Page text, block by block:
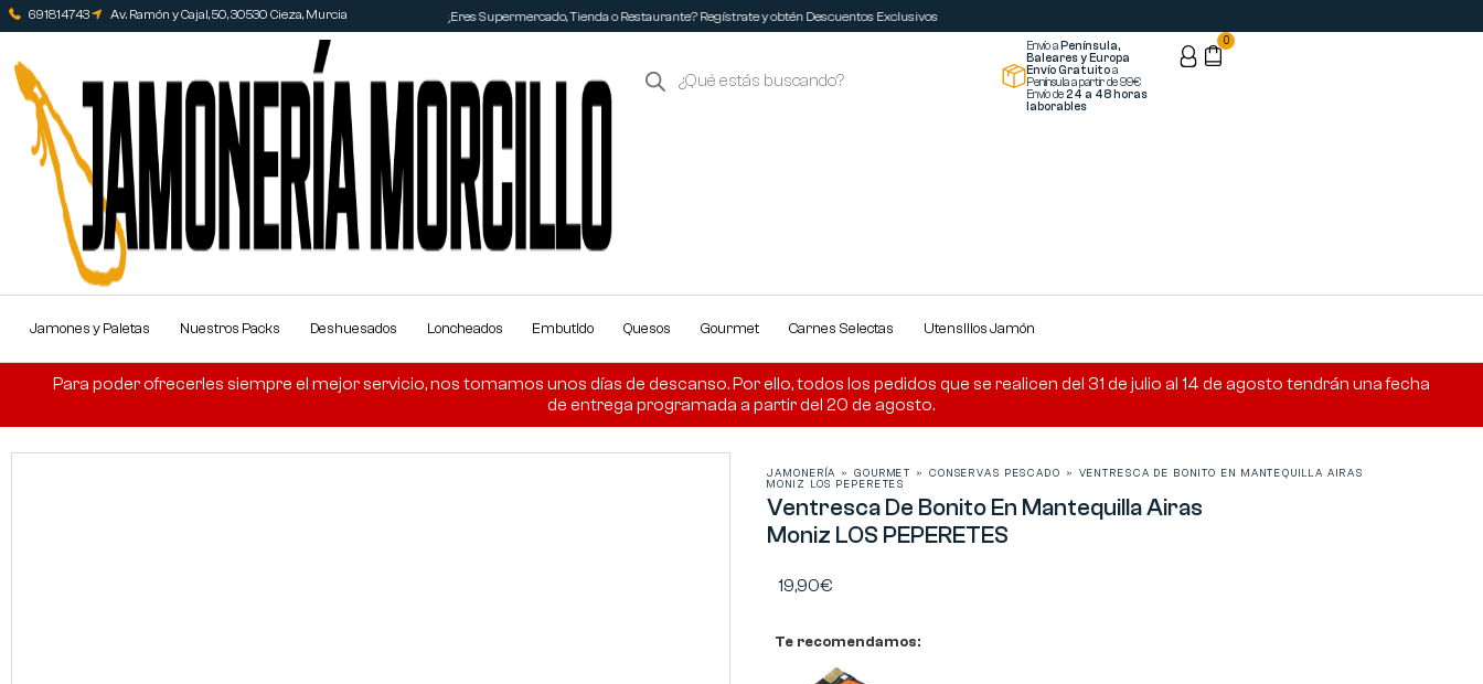
691814743 Av. Ramón y Cajal, 50, 30530 Cieza, Murcia ¿Eres Supermercado, Tienda o Restaurante? Regístrate y obtén Descuentos Exclusivos
Envío a Península,
Baleares y Europa
Envío Gratuitoa
Península a partir de 99€
Envío de24 a 48 horas
laborables
0
Jamones y Paletas Nuestros Packs Deshuesados Loncheados Embutido Quesos Gourmet Carnes Selectas Utensilios Jamón
Para poder ofrecerles siempre el mejor servicio, nos tomamos unos días de descanso. Por ello, todos los pedidos que se realicen del 31 de julio al 14 de agosto tendrán una fecha
de entrega programada a partir del 20 de agosto.
JAMONERÍA »GOURMET » CONSERVAS PESCADO » VENTRESCA DE BONITO EN MANTEQUILLA AIRAS
MONIZ LOS PEPERETES
Ventresca De Bonito En Mantequilla Airas
Moniz LOS PEPERETES
19,90€
Te recomendamos: